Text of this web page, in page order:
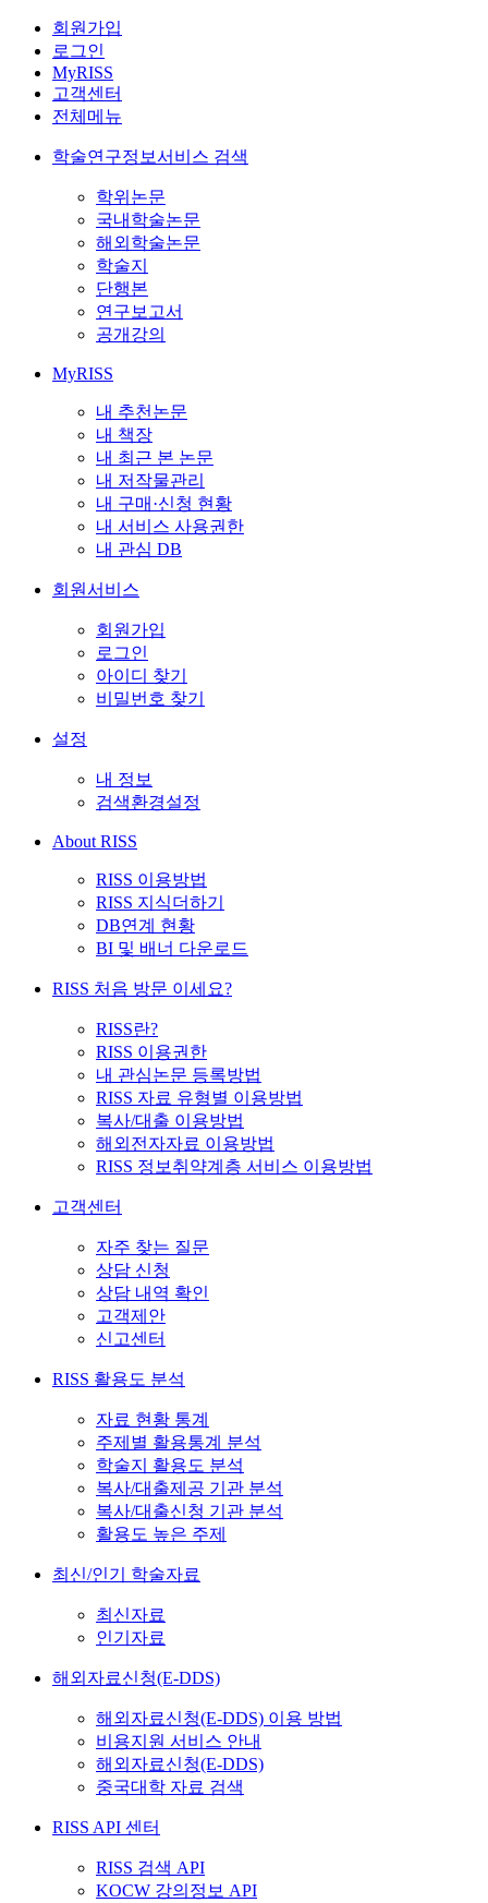
회원가입
로그인
MyRISS
고객센터
전체메뉴
학술연구정보서비스 검색
학위논문
국내학술논문
해외학술논문
학술지
단행본
연구보고서
공개강의
MyRISS
내 추천논문
내 책장
내 최근 본 논문
내 저작물관리
내 구매·신청 현황
내 서비스 사용권한
내 관심 DB
회원서비스
회원가입
로그인
아이디 찾기
비밀번호 찾기
설정
내 정보
검색환경설정
About RISS
RISS 이용방법
RISS 지식더하기
DB연계 현황
BI 및 배너 다운로드
RISS 처음 방문 이세요?
RISS란?
RISS 이용권한
내 관심논문 등록방법
RISS 자료 유형별 이용방법
복사/대출 이용방법
해외전자자료 이용방법
RISS 정보취약계층 서비스 이용방법
고객센터
자주 찾는 질문
상담 신청
상담 내역 확인
고객제안
신고센터
RISS 활용도 분석
자료 현황 통계
주제별 활용통계 분석
학술지 활용도 분석
복사/대출제공 기관 분석
복사/대출신청 기관 분석
활용도 높은 주제
최신/인기 학술자료
최신자료
인기자료
해외자료신청(E-DDS)
해외자료신청(E-DDS) 이용 방법
비용지원 서비스 안내
해외자료신청(E-DDS)
중국대학 자료 검색
RISS API 센터
RISS 검색 API
KOCW 강의정보 API